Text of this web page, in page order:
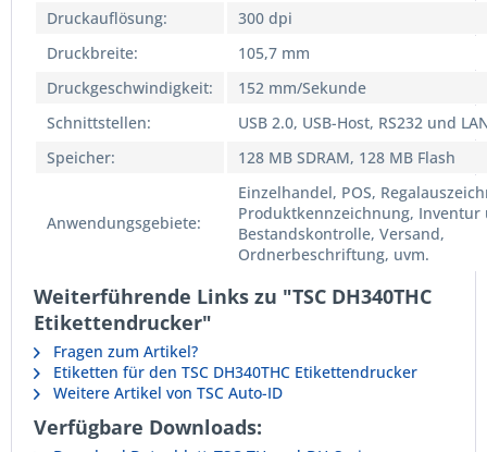
Druckauflösung:
300 dpi
Druckbreite:
105,7 mm
Druckgeschwindigkeit:
152 mm/Sekunde
Schnittstellen:
USB 2.0, USB-Host, RS232 und
Speicher:
128 MB SDRAM, 128 MB Flash
Anwendungsgebiete:
Einzelhandel, POS,
Produktkennzeichnung, Inventur
Bestandskontrolle, Versand,
Ordnerbeschriftung, uvm.
Weiterführende Links zu "TSC DH340THC
Etikettendrucker"
Fragen zum Artikel?
Etiketten für den TSC DH340THC Etikettendrucker
Weitere Artikel von TSC Auto-ID
Verfügbare Downloads: